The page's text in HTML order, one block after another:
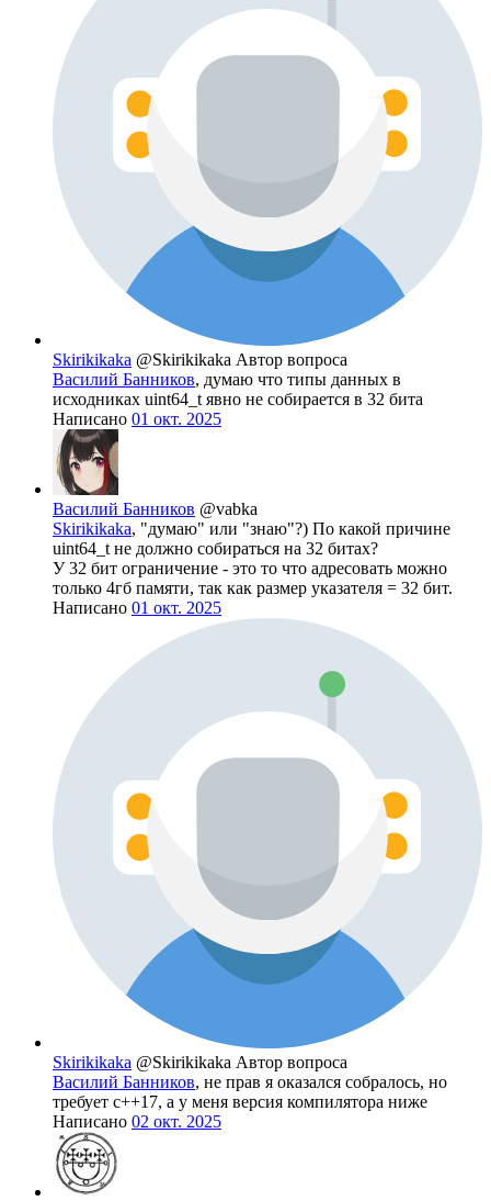
Skirikikaka @Skirikikaka Автор вопроса
Василий Банников, думаю что типы данных в
исходниках uint64_t явно не собирается в 32 бита
Написано 01 окт. 2025
Василий Банников @vabka
Skirikikaka, "думаю" или "знаю"?) По какой причине
uint64_t не должно собираться на 32 битах?
У 32 бит ограничение - это то что адресовать можно
только 4гб памяти, так как размер указателя = 32 бит.
Написано 01 окт. 2025
Skirikikaka @Skirikikaka Автор вопроса
Василий Банников, не прав я оказался собралось, но
требует с++17, а у меня версия компилятора ниже
Написано 02 окт. 2025